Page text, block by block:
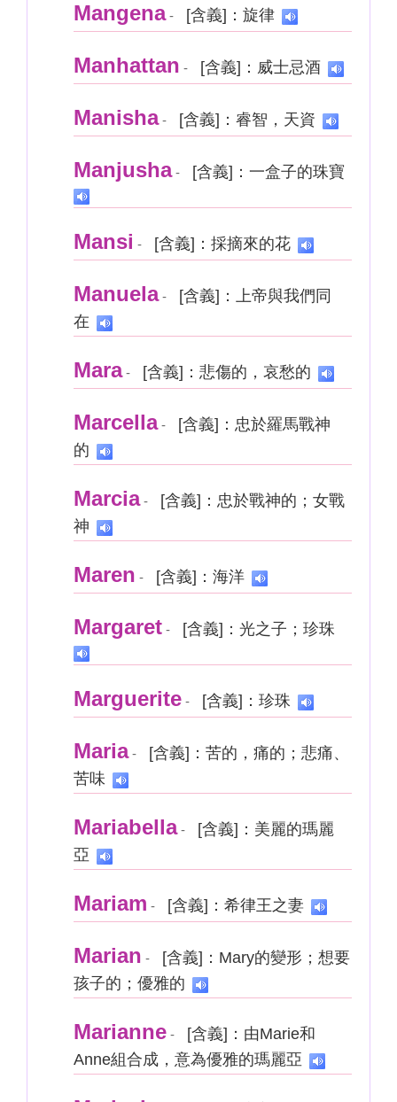
Mangena- [含義]：旋律
Manhattan - [含義]：威士忌酒
Manisha- [含義]：睿智，天資
Manjusha- [含義]：一盒子的珠寶
Mansi - [含義]：採摘來的花
Manuela-
[含義]：上帝與我們同
在
Mara- [含義]：悲傷的，哀愁的
Marcella-
[含義]：忠於羅馬戰神
的
Marcia-
[含義]：忠於戰神的；女戰
神
Maren - [含義]：海洋
Margaret - [含義]：光之子；珍珠
Marguerite - [含義]：珍珠
Maria-
[含義]：苦的，痛的；悲痛、
苦味
Mariabella-
[含義]：美麗的瑪麗
亞
Mariam - [含義]：希律王之妻
Marian -
[含義]：Mary的變形；想要
孩子的；優雅的
Marianne -
[含義]：由Marie和
Anne組合成，意為優雅的瑪麗亞